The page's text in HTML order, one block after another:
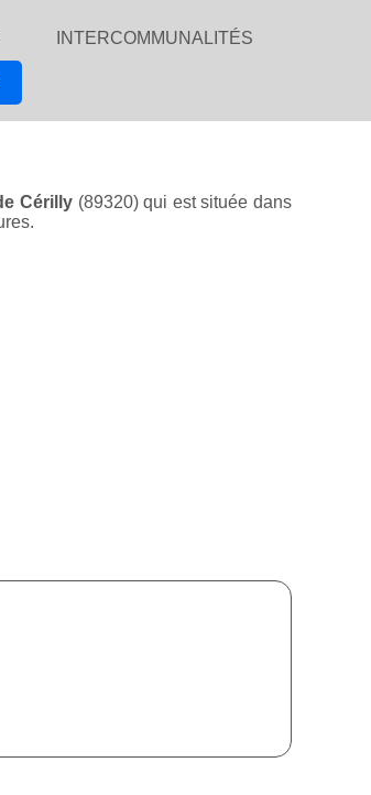
INTERCOMMUNALITÉS
Cérilly (89320) qui est située dans